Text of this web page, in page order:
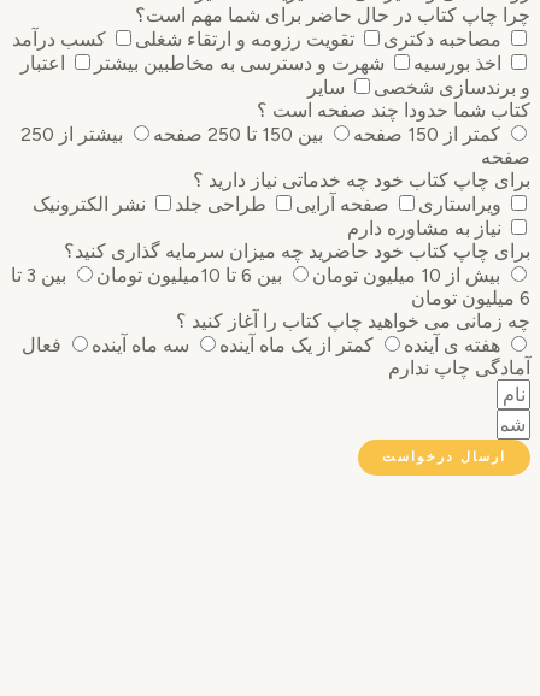
چاپ کتاب در حال حاضر برای شما مهم است؟
مصاحبه دکتری
تقویت رزومه و ارتقاء شغلی
کسب درآمد
اخذ بورسیه
شهرت و دسترسی به مخاطبین بیشتر
اعتبار
شخصی
سایر
شما حدودا چند صفحه است ؟
کمتر از 150 صفحه
بین 150 تا 250 صفحه
بیشتر از 250
چاپ کتاب خود چه خدماتی نیاز دارید ؟
ویراستاری
صفحه آرایی طراحی جلد
نشر الکترونیک
نیاز به مشاوره دارم
چاپ کتاب خود حاضرید چه میزان سرمایه گذاری ‌کنید؟
بیش از 10 میلیون تومان
بین 6 تا 10میلیون تومان
بین 3 تا
می خواهید چاپ کتاب را آغاز کنید ؟
هفته ی آینده
کمتر از یک ماه آینده سه ماه آینده
فعال
چاپ ندارم
درخواست